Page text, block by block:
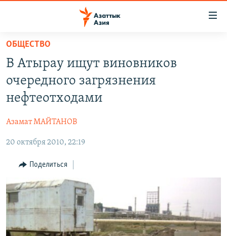
Вернуться
основному
содержанию
Вернутся
главной
Вернутся
поиску
КАЗАХСТАН
КЫРГЫЗСТАН
НОВОСТИ
ВОЙНА В УКРАИНЕ
КЫРГЫЗЧА
ЎЗБЕКЧА
ТОҶИКӢ
TÜRKMENÇE
ПОДПИШИТЕСЬ НА НАС В СОЦСЕТЯХ
Все сайты РСЕ/РС
ОБЩЕСТВО
В Атырау ищут виновников
очередного загрязнения
нефтеотходами
Азамат МАЙТАНОВ
20 октября 2010, 22:19
Поделиться